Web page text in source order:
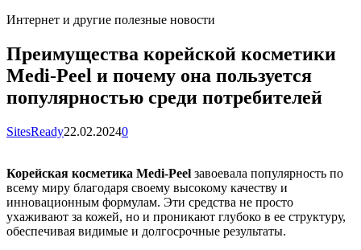
Интернет и другие полезные новости
Преимущества корейской косметики
Medi-Peel и почему она пользуется
популярностью среди потребителей
SitesReady22.02.20240
Корейская косметика Medi-Peel завоевала популярность по
всему миру благодаря своему высокому качеству и
инновационным формулам. Эти средства не просто
ухаживают за кожей, но и проникают глубоко в ее структуру,
обеспечивая видимые и долгосрочные результаты.